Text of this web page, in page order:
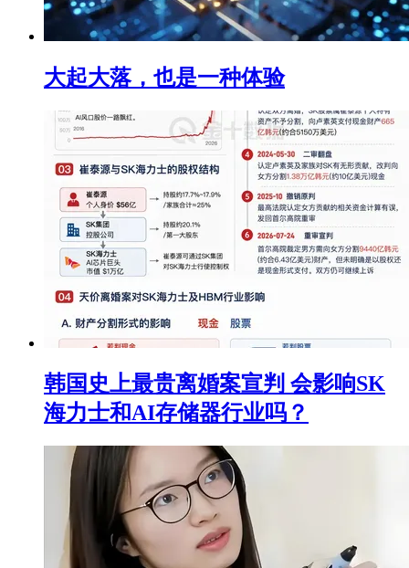
大起大落，也是一种体验
韩国史上最贵离婚案宣判 会影响SK
海力士和AI存储器行业吗？